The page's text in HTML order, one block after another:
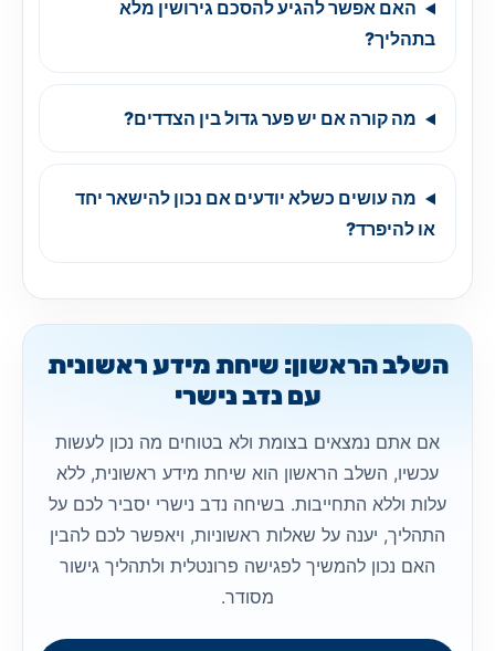
האם אפשר להגיע להסכם גירושין מלא
בתהליך?
מה קורה אם יש פער גדול בין הצדדים?
מה עושים כשלא יודעים אם נכון להישאר יחד
או להיפרד?
השלב הראשון: שיחת מידע ראשונית
עם נדב נישרי
אם אתם נמצאים בצומת ולא בטוחים מה נכון לעשות
עכשיו, השלב הראשון הוא שיחת מידע ראשונית, ללא
עלות וללא התחייבות. בשיחה נדב נישרי יסביר לכם על
התהליך, יענה על שאלות ראשוניות, ויאפשר לכם להבין
האם נכון להמשיך לפגישה פרונטלית ולתהליך גישור
מסודר.